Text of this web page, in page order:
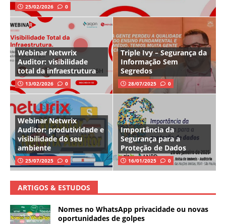
25/02/2026 0
Webinar Netwrix
Auditor: visibilidade
total da infraestrutura
13/02/2026 0
Triple Ivy – Segurança da
Informação Sem
Segredos
28/07/2025 0
Webinar Netwrix
Auditor: produtividade e
visibilidade do seu
ambiente
25/07/2025 0
Importância da
Segurança para a
Proteção de Dados
16/01/2025 0
ARTIGOS & ESTUDOS
Nomes no WhatsApp privacidade ou novas
oportunidades de golpes